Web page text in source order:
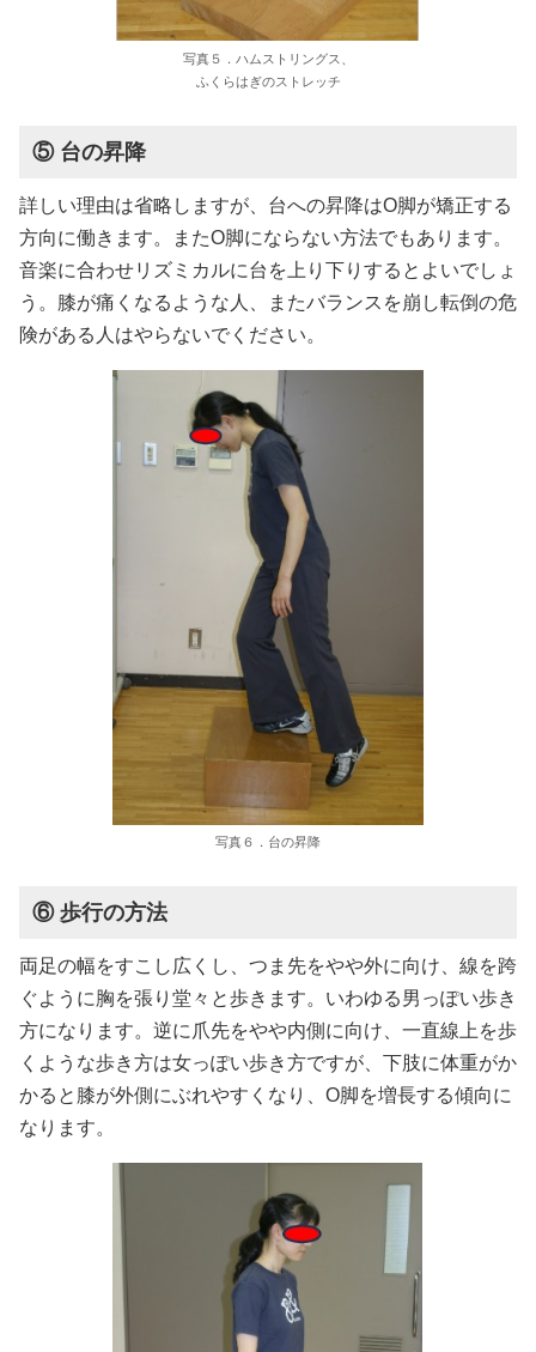
写真５．ハムストリングス、
ふくらはぎのストレッチ
⑤ 台の昇降
詳しい理由は省略しますが、台への昇降はO脚が矯正する
方向に働きます。またO脚にならない方法でもあります。
音楽に合わせリズミカルに台を上り下りするとよいでしょ
う。膝が痛くなるような人、またバランスを崩し転倒の危
険がある人はやらないでください。
写真６．台の昇降
⑥ 歩行の方法
両足の幅をすこし広くし、つま先をやや外に向け、線を跨
ぐように胸を張り堂々と歩きます。いわゆる男っぽい歩き
方になります。逆に爪先をやや内側に向け、一直線上を歩
くような歩き方は女っぽい歩き方ですが、下肢に体重がか
かると膝が外側にぶれやすくなり、O脚を増長する傾向に
なります。